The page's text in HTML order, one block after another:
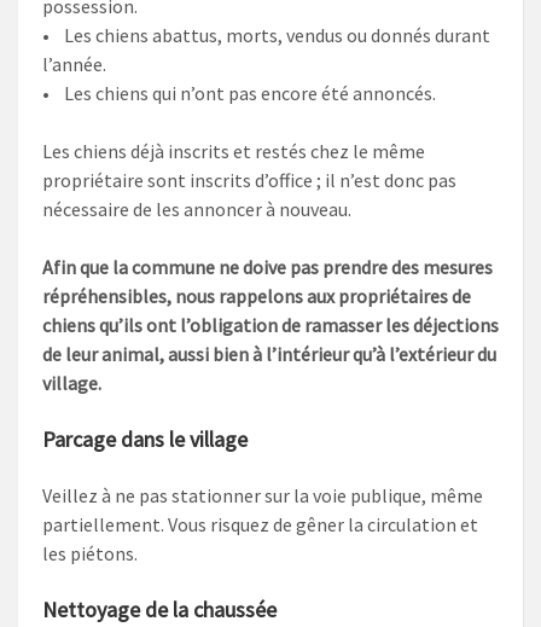
possession.
• Les chiens abattus, morts, vendus ou donnés durant
l’année.
• Les chiens qui n’ont pas encore été annoncés.
Les chiens déjà inscrits et restés chez le même
propriétaire sont inscrits d’office ; il n’est donc pas
nécessaire de les annoncer à nouveau.
Afin que la commune ne doive pas prendre des mesures
répréhensibles, nous rappelons aux propriétaires de
chiens qu’ils ont l’obligation de ramasser les déjections
de leur animal, aussi bien à l’intérieur qu’à l’extérieur du
village.
Parcage dans le village
Veillez à ne pas stationner sur la voie publique, même
partiellement. Vous risquez de gêner la circulation et
les piétons.
Nettoyage de la chaussée